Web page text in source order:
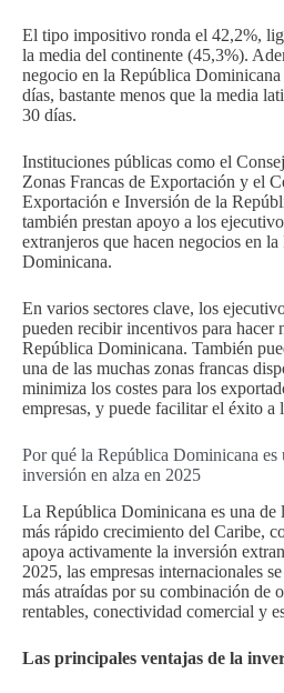
El tipo impositivo ronda el 42,2%,
la media del continente (45,3%).
negocio en la República
días, bastante menos que la media
30 días.
Instituciones públicas como el
Zonas Francas de Exportación y el
Exportación e Inversión de la
también prestan apoyo a los
extranjeros que hacen negocios en
Dominicana.
En varios sectores clave, los
pueden recibir incentivos para hacer
República Dominicana. También
una de las muchas zonas francas
minimiza los costes para los
empresas, y puede facilitar el éxito a
Por qué la República Dominicana es
inversión en alza en 2025
La República Dominicana es una de
más rápido crecimiento del Caribe,
apoya activamente la inversión
2025, las empresas internacionales
más atraídas por su combinación de
rentables, conectividad comercial y
Las principales ventajas de la